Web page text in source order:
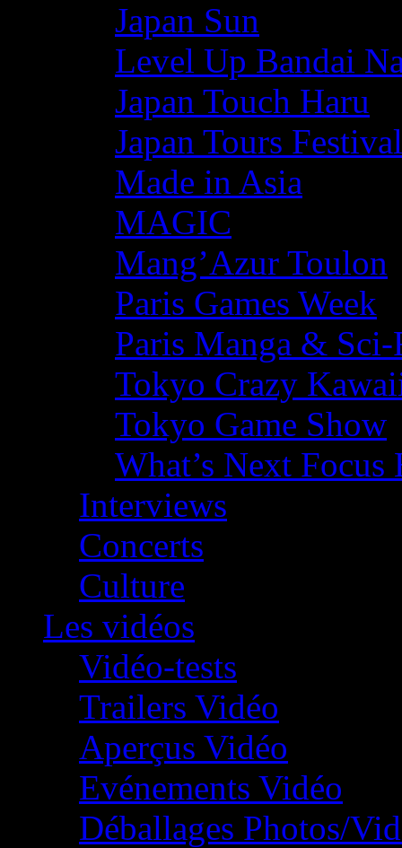
Japan Sun
Level Up Bandai
Japan Touch Haru
Japan Tours Festival
Made in Asia
MAGIC
Mang’Azur Toulon
Paris Games Week
Paris Manga &
Tokyo Crazy
Tokyo Game Show
What’s Next
Interviews
Concerts
Culture
Les vidéos
Vidéo-tests
Trailers Vidéo
Aperçus Vidéo
Evénements Vidéo
Déballages Photos/